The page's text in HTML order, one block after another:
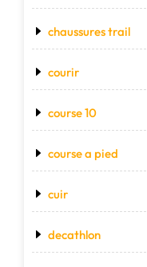
chaussures trail
courir
course 10
course a pied
cuir
decathlon